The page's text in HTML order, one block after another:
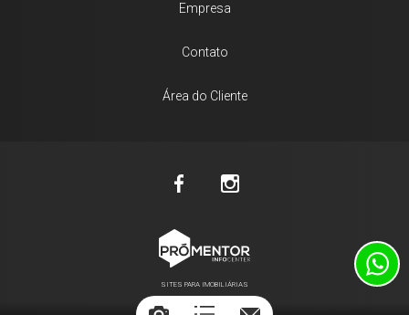
Empresa
Contato
Área do Cliente
SITES PARA IMOBILIÁRIAS